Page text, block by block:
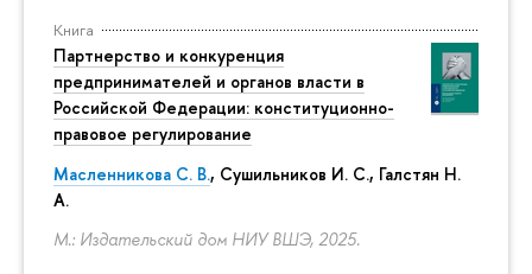
Книга
Партнерство и конкуренция
предпринимателей и органов власти в
Российской Федерации: конституционно-
правовое регулирование
Масленникова С. В., Сушильников И. С., Галстян Н.
А.
М.: Издательский дом НИУ ВШЭ, 2025.